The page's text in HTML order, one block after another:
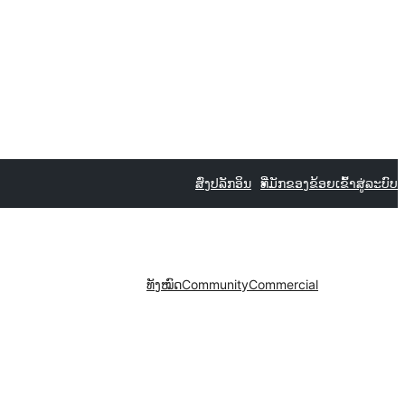
ສົ່ງປລັກອິນ ທີ່ມັກຂອງຂ້ອຍເຂົ້າສູ່ລະບົບ
ທັງໝົດCommunityCommercial